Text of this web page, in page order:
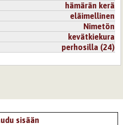
hämärän kerä
eläimellinen
Nimetön
kevätkiekura
perhosilla (24)
sisään